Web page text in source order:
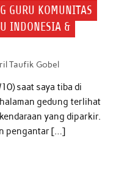
GURU KOMUNITAS
INDONESIA &
Taufik Gobel
saat saya tiba di
gedung terlihat
yang diparkir.
pengantar […]